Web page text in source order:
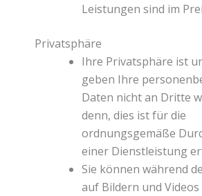
Leistungen sind im
Privatsphäre
Ihre Privatsphäre ist
geben Ihre
Daten nicht an Dritte
denn, dies ist für die
ordnungsgemäße
einer Dienstleistung
Sie können während
auf Bildern und